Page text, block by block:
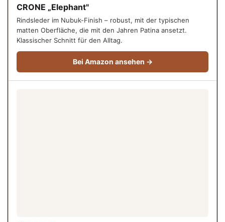
CRONE „Elephant"
Rindsleder im Nubuk-Finish – robust, mit der typischen
matten Oberfläche, die mit den Jahren Patina ansetzt.
Klassischer Schnitt für den Alltag.
Bei Amazon ansehen →